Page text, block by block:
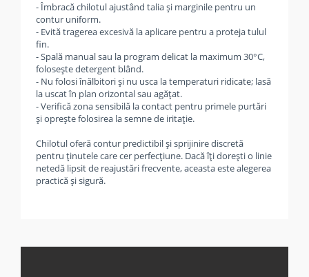
- Îmbracă chilotul ajustând talia și marginile pentru un
contur uniform.
- Evită tragerea excesivă la aplicare pentru a proteja tulul
fin.
- Spală manual sau la program delicat la maximum 30°C,
folosește detergent blând.
- Nu folosi înălbitori și nu usca la temperaturi ridicate; lasă
la uscat în plan orizontal sau agățat.
- Verifică zona sensibilă la contact pentru primele purtări
și oprește folosirea la semne de iritație.
Chilotul oferă contur predictibil și sprijinire discretă
pentru ținutele care cer perfecțiune. Dacă îți dorești o linie
netedă lipsit de reajustări frecvente, aceasta este alegerea
practică și sigură.